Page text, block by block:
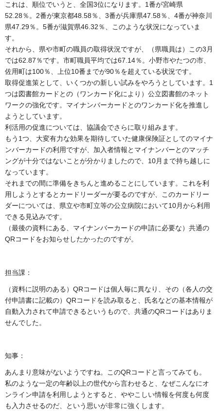
これは、順位でいうと、全国3位になります。1番が宮崎県
52.28％。2番が東京都48.58％、3番が兵庫県47.58％、4番が神奈川
県47.29％。5番が滋賀県46.32％、このような状況になっていま
す。
それから、県や市町の職員の取得状況ですが、（県職員は）この3月
では62.87％です。市町職員平均では67.14％。小野市やたつの市、
佐用町は100％、上位10番までが90％を超えている状況です。
取得促進策として、いくつかの新しい試みをやろうとしています。1
つは図書館カードとの（ワンカード化により）公立図書館のネット
ワークの強化です。マイナンバーカードとのワンカード化を推進し
ようとしています。
利活用の促進については、協議会でさらに取り組みます。
もう1つ、大変有力な効果を期待していた健康保険証としてのマイナ
ンバーカードの利用ですが、加入者情報とマイナンバーとのマッチ
ングが十分ではないことが分かりましたので、10月まで持ち越しに
なっています。
それまでの間に準備をきちんと進めることにしています。これを利
用しようとするとカードリーダーが要るのですが、このカードリー
ダーについては、県立や市町立等の公立病院において10月から利用
できる見込みです。
（最後の資料にある、マイナンバーカードの申請に必要な）共通の
QRコードをお知らせしたかったのですが。
担当課：
（資料に説明のある）QRコードは個人毎に異なり、その（各人の交
付申請書に記載の）QRコードを読み取ると、氏名などの基本情報が
自動入力されて申請できるというもので、共通のQRコードはありま
せんでした。
知事：
あんまり意味がないようですね。このQRコードと言ってみても。
私のような一定の年齢以上の世代から言わせると、なぜこんなにオ
ンライン申請を利用しようとすると、ややこしい情報を何度も何度
も入力させるのだ、という思いが非常に強くします。